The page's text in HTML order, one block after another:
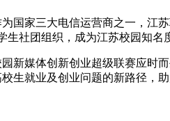
家三大电信运营商之一，江
社团组织，成为江苏校园知名
媒体创新创业超级联赛应时
生就业及创业问题的新路径，